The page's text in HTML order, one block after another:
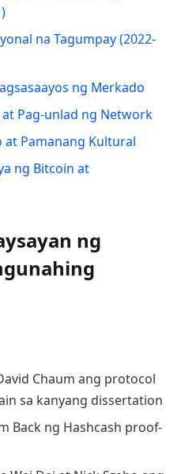
na Tagumpay (2022-
ng Merkado
Pag-unlad ng Network
at Pamanang Kultural
ng Bitcoin at
ng
Chaum ang protocol
sa kanyang dissertation
Back ng Hashcash proof-